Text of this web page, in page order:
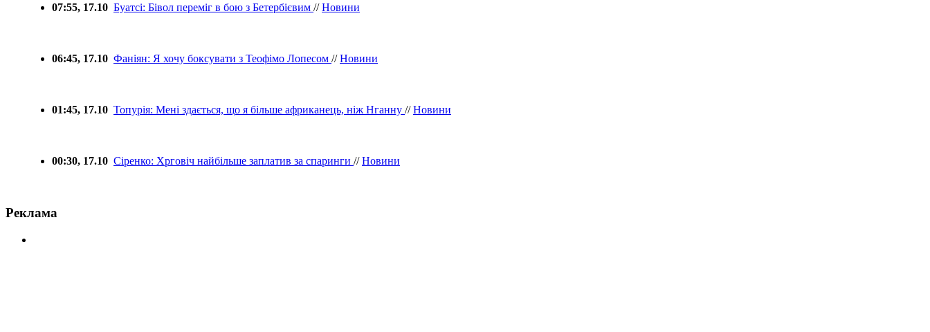
07:55, 17.10 Буатсі: Бівол переміг в бою з Бетербієвим //Новини
06:45, 17.10 Фаніян: Я хочу боксувати з Теофімо Лопесом //Новини
01:45, 17.10 Топурія: Мені здається, що я більше африканець, ніж Нганну //Новини
00:30, 17.10 Сіренко: Хрговіч найбільше заплатив за спаринги //Новини
Реклама